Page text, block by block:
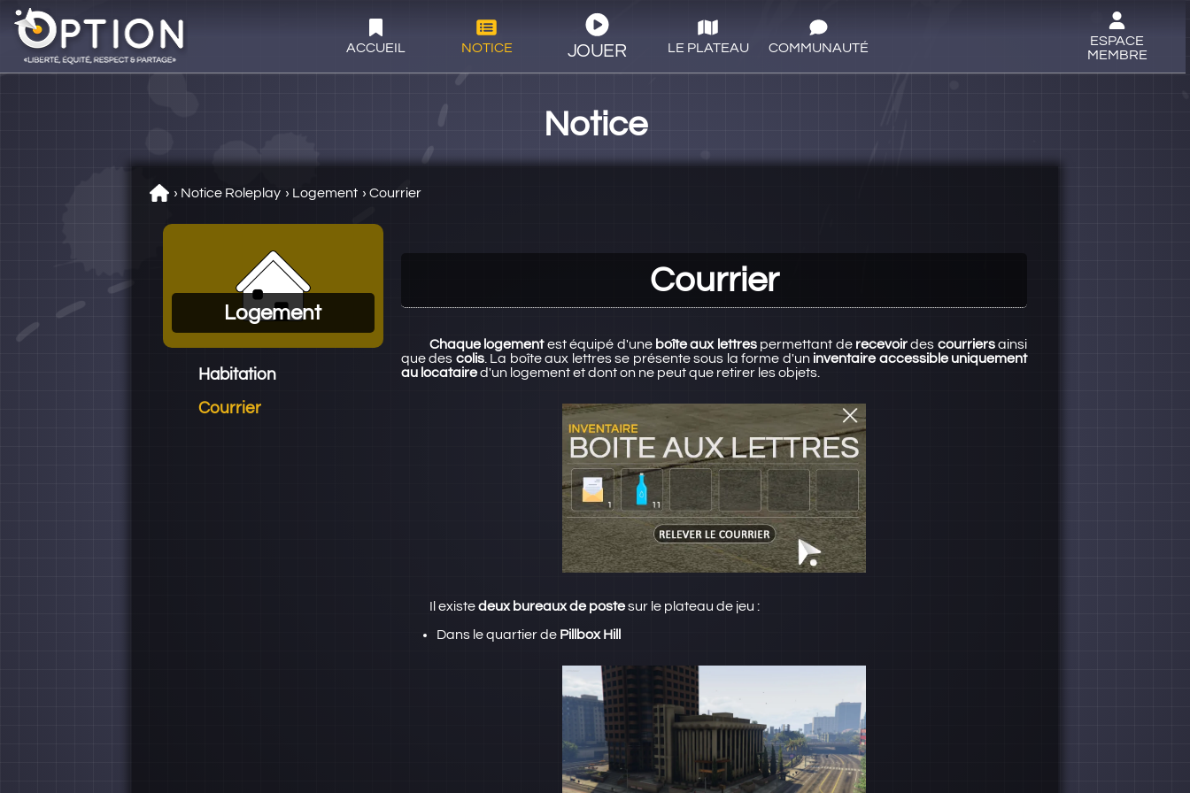
ACCUEIL NOTICE JOUER LE PLATEAU COMMUNAUTÉ
ESPACE
MEMBRE
Notice
› Notice Roleplay › Logement ›Courrier
Logement
Habitation
Courrier
Courrier
Chaque logementest équipé d'une boîte aux lettrespermettant de recevoirdes courriersainsi
que des colis. La boîte aux lettres se présente sous la forme d'un inventaire accessible uniquement
au locataired'un logement et dont on ne peut que retirer les objets.
Il existedeux bureaux de postesur le plateau de jeu :
Dans le quartier de Pillbox Hill